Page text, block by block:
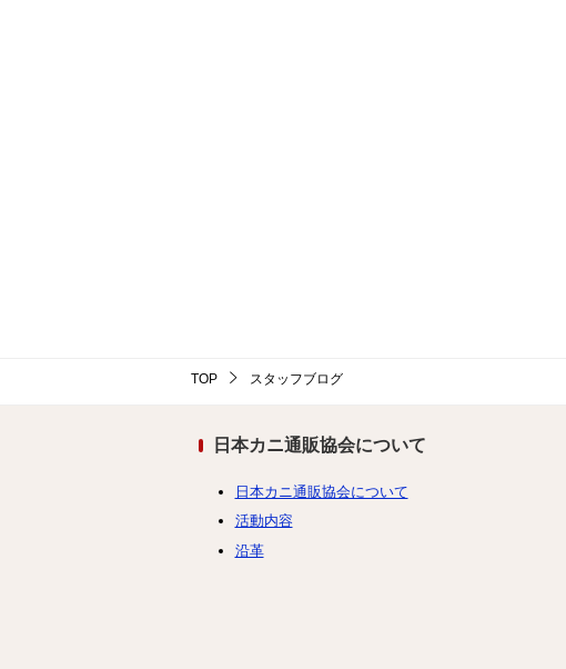
TOP スタッフブログ
日本カニ通販協会について
日本カニ通販協会について
活動内容
沿革